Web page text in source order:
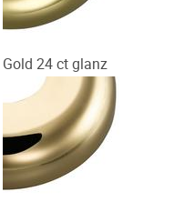
Gold 24 ct glanz